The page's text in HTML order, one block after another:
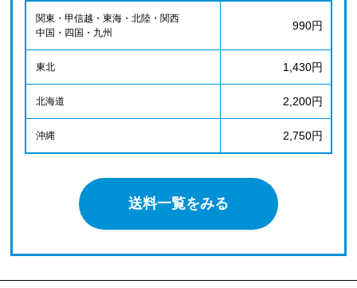
関東・甲信越・東海・北陸・関西
中国・四国・九州
990円
東北 1,430円
北海道 2,200円
沖縄 2,750円
送料一覧をみる